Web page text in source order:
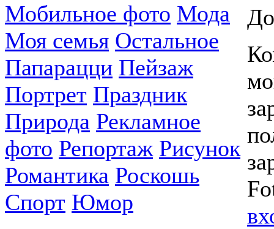
Мобильное фото Мода
Моя семья Остальное
Папарацци Пейзаж
Портрет Праздник
Природа Рекламное
фото Репортаж Рисунок
Романтика Роскошь
Спорт Юмор